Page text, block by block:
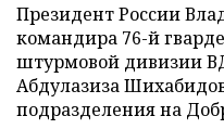
Президент России
командира 76-й
штурмовой дивизии
Абдулазиза
подразделения на